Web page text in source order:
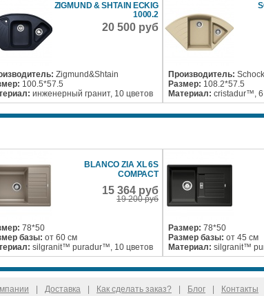
ZIGMUND & SHTAIN ECKIG
1000.2
20 500 руб
Zigmund&Shtain
100.5*57.5
инженерный гранит, 10 цветов
Производитель: Schock
Размер: 108.2*57.5
Материал:cristadur™, 6
BLANCO ZIA XL 6S
COMPACT
15 364 руб
19 200 руб
78*50
базы:от 60 см
silgranit™ puradur™, 10 цветов
Размер: 78*50
Размер базы:от 45 см
Материал:silgranit™
Доставка Как сделать заказ? Блог Контакты